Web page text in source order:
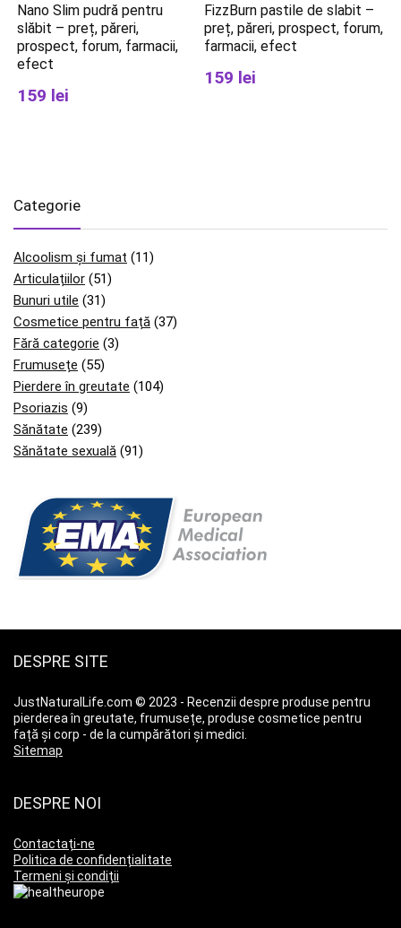
Nano Slim pudră pentru
slăbit – preț, păreri,
prospect, forum, farmacii,
efect
159 lei
FizzBurn pastile de slabit –
preț, păreri, prospect, forum,
farmacii, efect
159 lei
Categorie
Alcoolism și fumat (11)
Articulațiilor (51)
Bunuri utile (31)
Cosmetice pentru față (37)
Fără categorie (3)
Frumusețe (55)
Pierdere în greutate (104)
Psoriazis (9)
Sănătate (239)
Sănătate sexuală (91)
DESPRE SITE
JustNaturalLife.com © 2023 - Recenzii despre produse pentru
pierderea în greutate, frumusețe, produse cosmetice pentru
față și corp - de la cumpărători și medici.
Sitemap
DESPRE NOI
Contactați-ne
Politica de confidențialitate
Termeni și condiții